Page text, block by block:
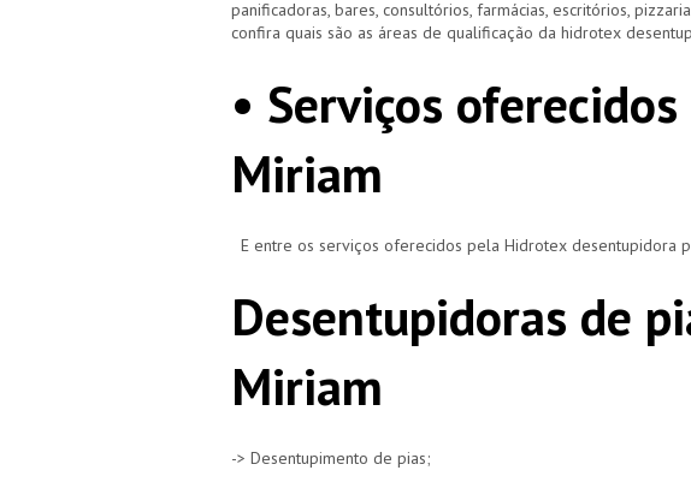
panificadoras, bares, consultórios, farmácias, escritórios,
confira quais são as áreas de qualificação da hidrotex
• Serviços
Miriam
E entre os serviços oferecidos pela Hidrotex desentupidora
Desentupidoras de
Miriam
-> Desentupimento de pias;